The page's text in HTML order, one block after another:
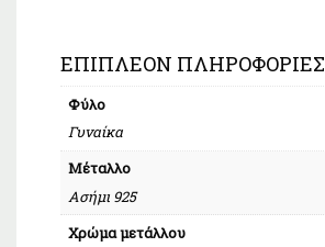
ΕΠΙΠΛΈΟΝ ΠΛΗΡΟΦΟΡΊΕΣ
Φύλο
Γυναίκα
Μέταλλο
Ασήμι 925
Χρώμα μετάλλου